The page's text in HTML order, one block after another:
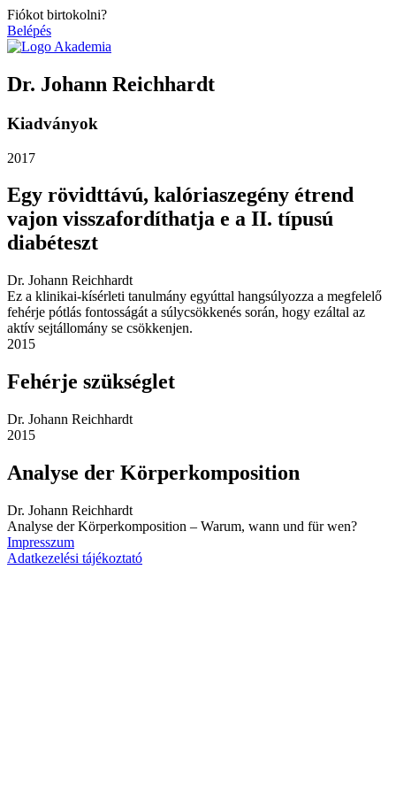
Ugrás
a
tartalomhoz
Fiókot birtokolni?
Belépés
Dr. Johann Reichhardt
Kiadványok
2017
Egy rövidttávú, kalóriaszegény étrend
vajon visszafordíthatja e a II. típusú
diabéteszt
Dr. Johann Reichhardt
Ez a klinikai-kísérleti tanulmány egyúttal hangsúlyozza a megfelelő
fehérje pótlás fontosságát a súlycsökkenés során, hogy ezáltal az
aktív sejtállomány se csökkenjen.
2015
Fehérje szükséglet
Dr. Johann Reichhardt
2015
Analyse der Körperkomposition
Dr. Johann Reichhardt
Analyse der Körperkomposition – Warum, wann und für wen?
Impresszum
Adatkezelési tájékoztató